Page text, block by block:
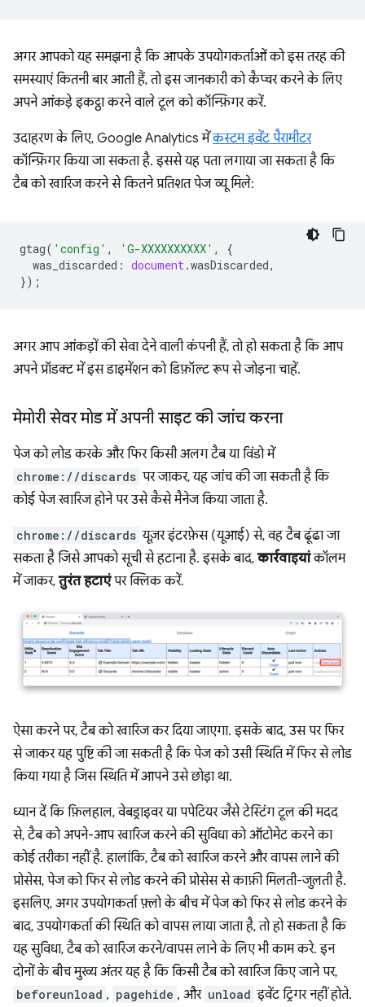
अगर आपको यह समझना है कि आपके उपयोगकर्ताओं को इस तरह की
समस्याएं कितनी बार आती हैं, तो इस जानकारी को कैप्चर करने के लिए
अपने आंकड़े इकट्ठा करने वाले टूल को कॉन्फ़िगर करें.
उदाहरण के लिए, Google Analytics मेंकस्टम इवेंट पैरामीटर
कॉन्फ़िगर किया जा सकता है. इससे यह पता लगाया जा सकता है कि
टैब को खारिज करने से कितने प्रतिशत पेज व्यू मिले:
gtag( 'config' , 'G-XXXXXXXXXX' ,
{
was_discarded : document.wasDiscarded,
});
अगर आप आंकड़ों की सेवा देने वाली कंपनी हैं, तो हो सकता है कि आप
अपने प्रॉडक्ट में इस डाइमेंशन को डिफ़ॉल्ट रूप से जोड़ना चाहें.
मेमोरी सेवर मोड में अपनी साइट की जांच करना
पेज को लोड करके और फिर किसी अलग टैब या विंडो में
chrome://discards पर जाकर, यह जांच की जा सकती है कि
कोई पेज खारिज होने पर उसे कैसे मैनेज किया जाता है.
chrome://discards यूज़र इंटरफ़ेस (यूआई) से, वह टैब ढूंढा जा
सकता है जिसे आपको सूची से हटाना है. इसके बाद,कार्रवाइयांकॉलम
में जाकर,तुरंत हटाएंपर क्लिक करें.
ऐसा करने पर, टैब को खारिज कर दिया जाएगा. इसके बाद, उस पर फिर
से जाकर यह पुष्टि की जा सकती है कि पेज को उसी स्थिति में फिर से लोड
किया गया है जिस स्थिति में आपने उसे छोड़ा था.
ध्यान दें कि फ़िलहाल, वेबड्राइवर या पपेटियर जैसे टेस्टिंग टूल की मदद
से, टैब को अपने-आप खारिज करने की सुविधा को ऑटोमेट करने का
कोई तरीका नहीं है. हालांकि, टैब को खारिज करने और वापस लाने की
प्रोसेस, पेज को फिर से लोड करने की प्रोसेस से काफ़ी मिलती-जुलती है.
इसलिए, अगर उपयोगकर्ता फ़्लो के बीच में पेज को फिर से लोड करने के
बाद, उपयोगकर्ता की स्थिति को वापस लाया जाता है, तो हो सकता है कि
यह सुविधा, टैब को खारिज करने/वापस लाने के लिए भी काम करे. इन
दोनों के बीच मुख्य अंतर यह है कि किसी टैब को खारिज किए जाने पर,
beforeunload , pagehide , और unload इवेंट ट्रिगर नहीं होते.